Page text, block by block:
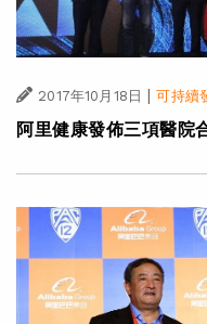
2017年10月18日 | 可持續
阿里健康發佈三項醫院